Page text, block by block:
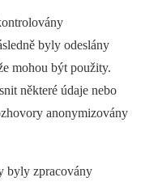
byly odeslány
mohou být použity.
ně­kte­ré údaje nebo
anonymizovány
byly zpracovány